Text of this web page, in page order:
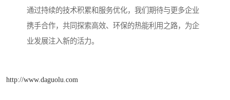
通过持续的技术积累和服务优化，我们期待与更多企业
携手合作，共同探索高效、环保的热能利用之路，为企
业发展注入新的活力。
http://www.daguolu.com